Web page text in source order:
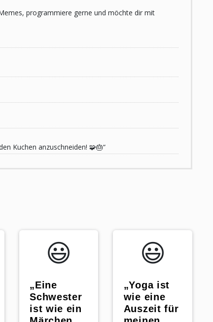
programmiere gerne und möchte dir mit
Kuchen anzuschneiden! 🧩🎂“
😃️
„Eine
Schwester
ist wie ein
😃️
„Yoga ist
wie eine
Auszeit für